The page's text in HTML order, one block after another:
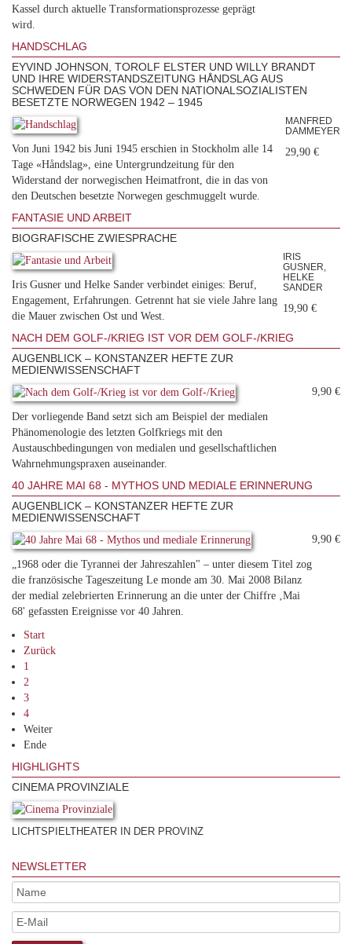
Kassel durch aktuelle Transformationsprozesse ge­prägt
wird.
HANDSCHLAG
EYVIND JOHNSON, TOROLF ELSTER UND WILLY BRANDT
UND IHRE WIDERSTANDSZEITUNG HÅNDSLAG AUS
SCHWEDEN FÜR DAS VON DEN NATIONALSOZIALISTEN
BESETZTE NORWEGEN 1942 – 1945
Von Juni 1942 bis Juni 1945 erschien in Stockholm alle 14
Tage «Håndslag», eine Untergrundzeitung für den
Widerstand der norwegischen Heimatfront, die in das von
den Deutschen besetzte Norwegen geschmuggelt wurde.
MANFRED
DAMMEYER
29,90 €
FANTASIE UND ARBEIT
BIOGRAFISCHE ZWIESPRACHE
Iris Gusner und Helke Sander verbindet einiges: Beruf,
Engagement, Erfahrungen. Getrennt hat sie viele Jahre lang
die Mauer zwischen Ost und West.
IRIS
GUSNER,
HELKE
SANDER
19,90 €
NACH DEM GOLF-/KRIEG IST VOR DEM GOLF-/KRIEG
AUGENBLICK – KONSTANZER HEFTE ZUR
MEDIENWISSENSCHAFT
Der vorliegende Band setzt sich am Beispiel der medialen
Phänomenologie des letzten Golfkriegs mit den
Austauschbedingungen von medialen und gesellschaftlichen
Wahrnehmungspraxen auseinander.
9,90 €
40 JAHRE MAI 68 - MYTHOS UND MEDIALE ERINNERUNG
AUGENBLICK – KONSTANZER HEFTE ZUR
MEDIENWISSENSCHAFT
„1968 oder die Tyrannei der Jahreszahlen" – unter diesem Titel zog
die französische Tageszeitung Le monde am 30. Mai 2008 Bilanz
der medial zelebrierten Erinnerung an die unter der Chiffre ‚Mai
68' gefassten Ereignisse vor 40 Jahren.
9,90 €
Start
Zurück
1
2
3
4
Weiter
Ende
HIGHLIGHTS
CINEMA PROVINZIALE
LICHTSPIELTHEATER IN DER PROVINZ
NEWSLETTER